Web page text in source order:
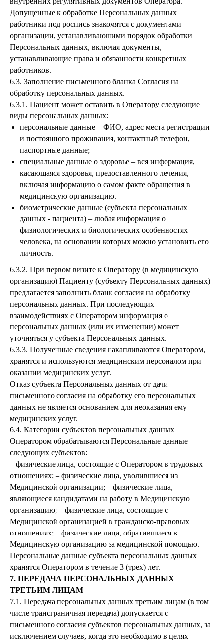
Допущенные к обработке Персональных данных
работники под роспись знакомятся с документами
организации, устанавливающими порядок обработки
Персональных данных, включая документы,
устанавливающие права и обязанности конкретных
работников.
6.3. Заполнение письменного бланка Согласия на
обработку персональных данных.
6.3.1. Пациент может оставить в Оператору следующие
виды персональных данных:
персональные данные – ФИО, адрес места регистрации
и постоянного проживания, контактный телефон,
паспортные данные;
специальные данные о здоровье – вся информация,
касающаяся здоровья, предоставленного лечения,
включая информацию о самом факте обращения в
медицинскую организацию.
биометрические данные (субъекта персональных
данных - пациента) – любая информация о
физиологических и биологических особенностях
человека, на основании которых можно установить его
личность.
6.3.2. При первом визите к Оператору (в медицинскую
организацию) Пациенту (субъекту Персональных данных)
предлагается заполнить бланк согласия на обработку
персональных данных. При последующих
взаимодействиях с Оператором информация о
персональных данных (или их изменении) может
уточняться у субъекта Персональных данных.
6.3.3. Полученные сведения накапливаются Оператором,
хранятся и используются медицинским персоналом при
оказании медицинских услуг.
Отказ субъекта Персональных данных от дачи
письменного согласия на обработку его персональных
данных не является основанием для неоказания ему
медицинских услуг.
6.4. Категории субъектов персональных данных
Оператором обрабатываются Персональные данные
следующих субъектов:
– физические лица, состоящие с Оператором в трудовых
отношениях; – физические лица, уволившиеся из
Медицинской организации; – физические лица,
являющиеся кандидатами на работу в Медицинскую
организацию; – физические лица, состоящие с
Медицинской организацией в гражданско-правовых
отношениях; – физические лица, обратившиеся в
Медицинскую организацию за медицинской помощью.
Персональные данные субъекта персональных данных
хранятся Оператором в течение 3 (трех) лет.
7. ПЕРЕДАЧА ПЕРСОНАЛЬНЫХ ДАННЫХ
ТРЕТЬИМ ЛИЦАМ
7.1. Передача персональных данных третьим лицам (в том
числе трансграничная передача) допускается с
письменного согласия субъектов персональных данных, за
исключением случаев, когда это необходимо в целях